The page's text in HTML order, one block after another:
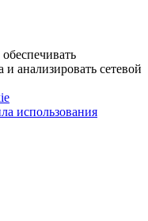
анализировать сетевой
использования